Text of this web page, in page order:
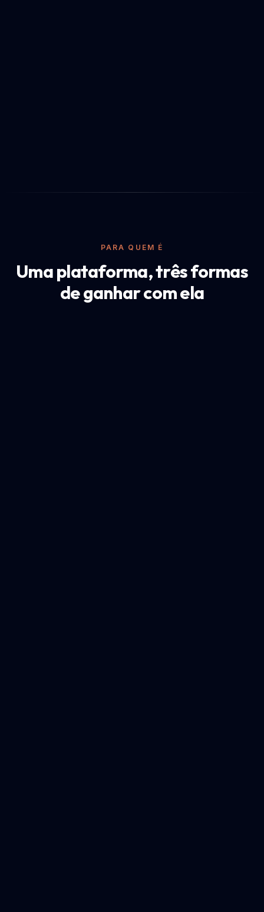
PARA QUEM É
Uma plataforma, três formas
de ganhar com ela